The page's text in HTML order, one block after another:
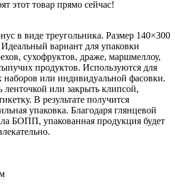
этот товар прямо сейчас!
в виде треугольника. Размер 140×300
вариант для упаковки
сухофруктов, драже, маршмеллоу,
продуктов. Используются для
наборов или индивидуальной фасовки.
ленточкой или закрыть клипсой,
В результате получится
упаковка. Благодаря глянцевой
БОПП, упакованная продукция будет